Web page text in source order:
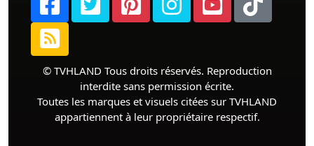
© TVHLAND Tous droits réservés. Reproduction
interdite sans permission écrite.
Toutes les marques et visuels citées sur TVHLAND
appartiennent à leur propriétaire respectif.